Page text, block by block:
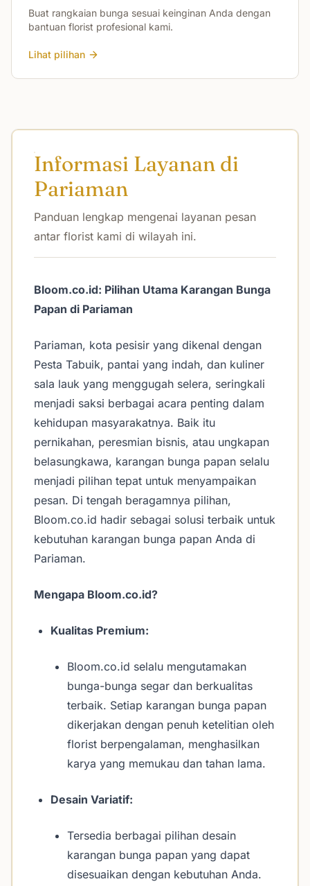
Buat rangkaian bunga sesuai keinginan Anda dengan
bantuan florist profesional kami.
Lihat pilihan
Informasi Layanan di
Pariaman
Panduan lengkap mengenai layanan pesan
antar florist kami di wilayah ini.
Bloom.co.id: Pilihan Utama Karangan Bunga
Papan di Pariaman
Pariaman, kota pesisir yang dikenal dengan
Pesta Tabuik, pantai yang indah, dan kuliner
sala lauk yang menggugah selera, seringkali
menjadi saksi berbagai acara penting dalam
kehidupan masyarakatnya. Baik itu
pernikahan, peresmian bisnis, atau ungkapan
belasungkawa, karangan bunga papan selalu
menjadi pilihan tepat untuk menyampaikan
pesan. Di tengah beragamnya pilihan,
Bloom.co.id hadir sebagai solusi terbaik untuk
kebutuhan karangan bunga papan Anda di
Pariaman.
Mengapa Bloom.co.id?
Kualitas Premium:
Bloom.co.id selalu mengutamakan
bunga-bunga segar dan berkualitas
terbaik. Setiap karangan bunga papan
dikerjakan dengan penuh ketelitian oleh
florist berpengalaman, menghasilkan
karya yang memukau dan tahan lama.
Desain Variatif:
Tersedia berbagai pilihan desain
karangan bunga papan yang dapat
disesuaikan dengan kebutuhan Anda.